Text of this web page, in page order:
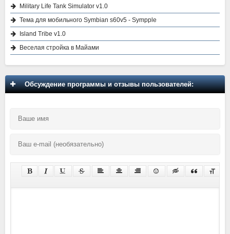
Military Life Tank Simulator v1.0
Тема для мобильного Symbian s60v5 - Sympple
Island Tribe v1.0
Веселая стройка в Майами
Обсуждение программы и отзывы пользователей: